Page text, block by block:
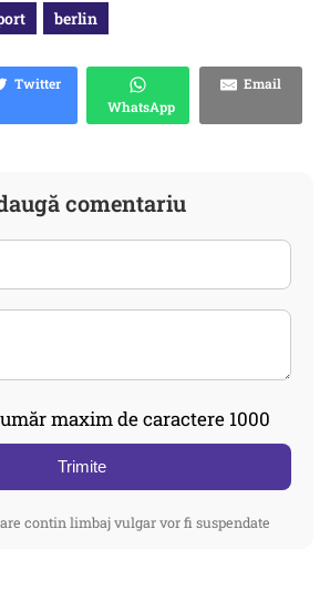
berlin
Twitter
WhatsApp
Email
comentariu
maxim de caractere 1000
Trimite
contin limbaj vulgar vor fi suspendate